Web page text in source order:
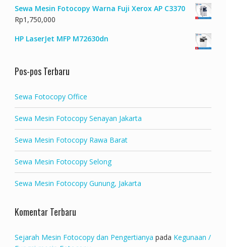
Sewa Mesin Fotocopy Warna Fuji Xerox AP C3370
Rp1,750,000
HP LaserJet MFP M72630dn
Pos-pos Terbaru
Sewa Fotocopy Office
Sewa Mesin Fotocopy Senayan Jakarta
Sewa Mesin Fotocopy Rawa Barat
Sewa Mesin Fotocopy Selong
Sewa Mesin Fotocopy Gunung, Jakarta
Komentar Terbaru
Sejarah Mesin Fotocopy dan Pengertianya pada Kegunaan /